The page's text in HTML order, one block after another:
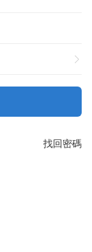
找回密碼